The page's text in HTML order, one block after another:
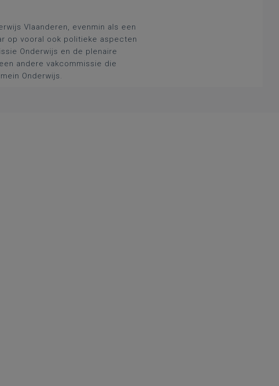
Vlaanderen, evenmin als een
op vooral ook politieke aspecten
Onderwijs en de plenaire
andere vakcommissie die
Onderwijs.